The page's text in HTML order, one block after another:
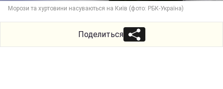
Морози та хуртовини насуваються на Київ (фото: РБК-Україна)
Поделиться